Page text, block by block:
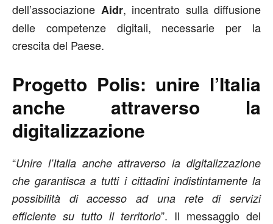
dell’associazione Aidr, incentrato sulla diffusione
delle competenze digitali, necessarie per la
crescita del Paese.
Progetto Polis: unire l’Italia
anche attraverso la
digitalizzazione
“Unire l’Italia anche attraverso la digitalizzazione
che garantisca a tutti i cittadini indistintamente la
possibilità di accesso ad una rete di servizi
efficiente su tutto il territorio”. Il messaggio del